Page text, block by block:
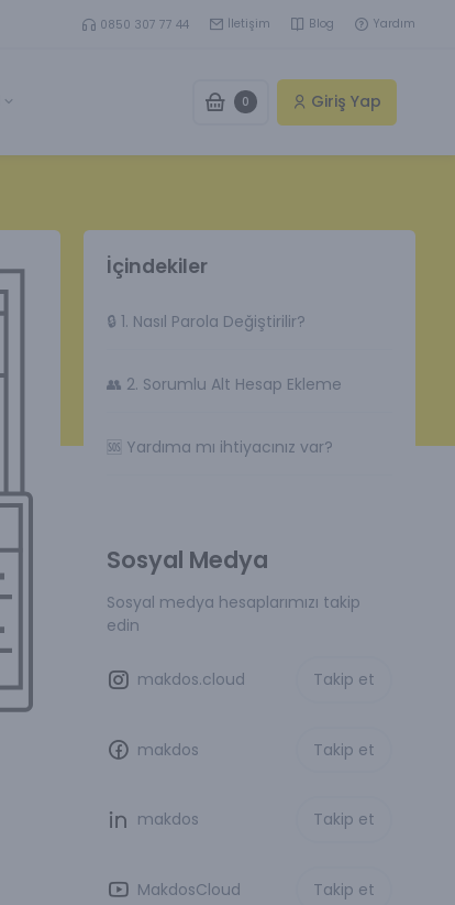
0850 307 77 44 İletişim Blog Yardım
0 Giriş Yap
İçindekiler
🔒 1. Nasıl Parola Değiştirilir?
👥 2. Sorumlu Alt Hesap Ekleme
🆘 Yardıma mı ihtiyacınız var?
Sosyal Medya
Sosyal medya hesaplarımızı takip
edin
makdos.cloud Takip et
makdos Takip et
makdos Takip et
MakdosCloud Takip et